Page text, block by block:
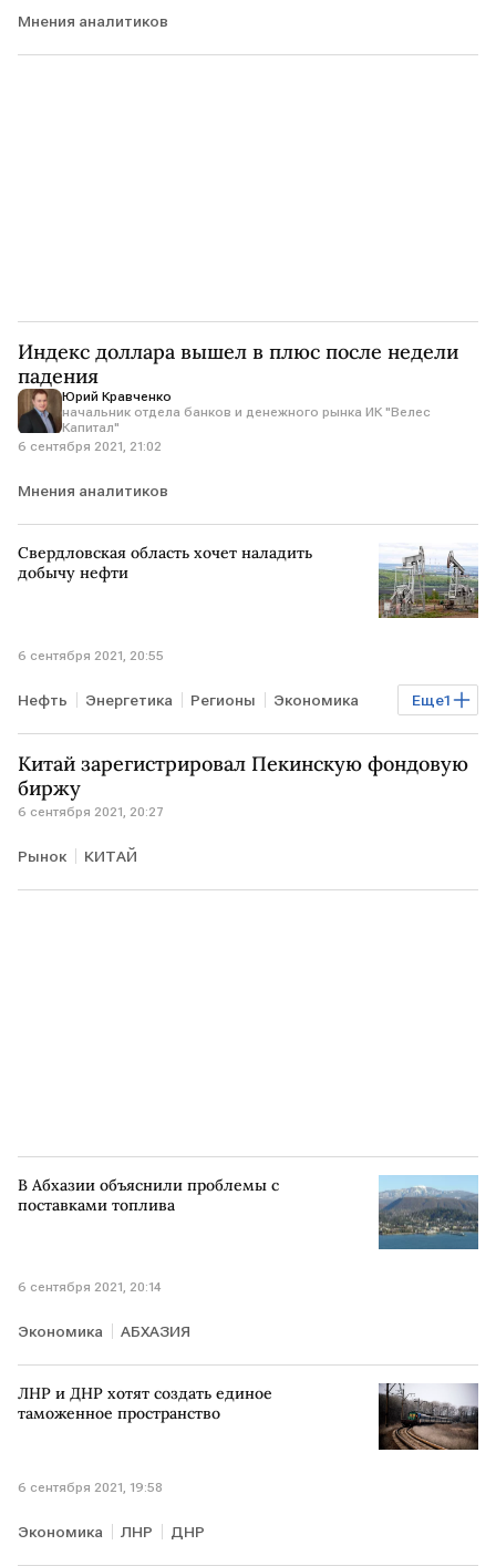
Мнения аналитиков
Индекс доллара вышел в плюс после недели
падения
Юрий Кравченко
начальник отдела банков и денежного рынка ИК "Велес
Капитал"
6 сентября 2021, 21:02
Мнения аналитиков
Свердловская область хочет наладить
добычу нефти
6 сентября 2021, 20:55
Еще1
Нефть Энергетика Регионы Экономика
Свердловская область
Китай зарегистрировал Пекинскую фондовую
биржу
6 сентября 2021, 20:27
Рынок КИТАЙ
В Абхазии объяснили проблемы с
поставками топлива
6 сентября 2021, 20:14
Экономика АБХАЗИЯ
ЛНР и ДНР хотят создать единое
таможенное пространство
6 сентября 2021, 19:58
Экономика ЛНР ДНР